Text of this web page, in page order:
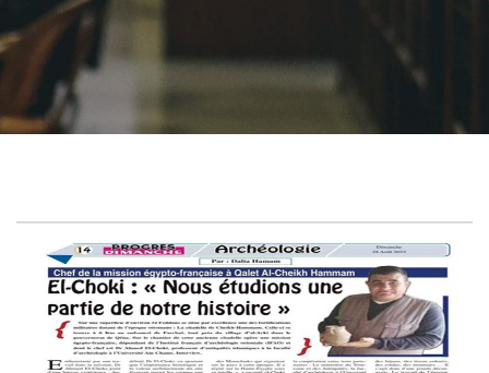
المراكز والوحدات
الأنظمة الذكية
الطلاب
هيئة التدريس